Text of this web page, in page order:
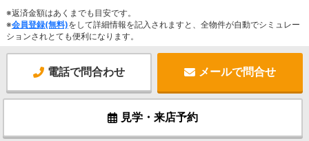
※返済金額はあくまでも目安です。
※会員登録(無料)をして詳細情報を記入されますと、全物件が自動でシミュレー
ションされとても便利になります。
電話で問合わせ メールで問合せ
見学・来店予約